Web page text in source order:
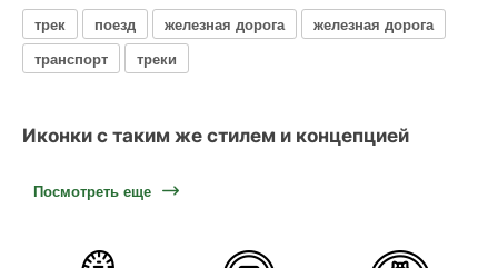
трек поезд железная дорога
железная дорога
транспорт
треки
Иконки с таким же стилем и концепцией
Посмотреть еще